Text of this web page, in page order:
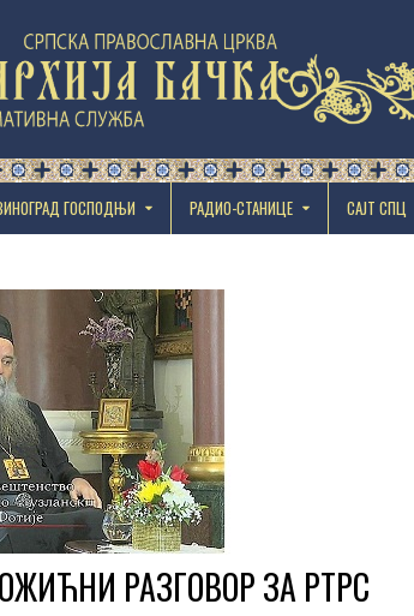
ГОСПОДЊИ РАДИО-СТАНИЦЕ САЈТ СПЦ
РАЗГОВОР ЗА РТРС